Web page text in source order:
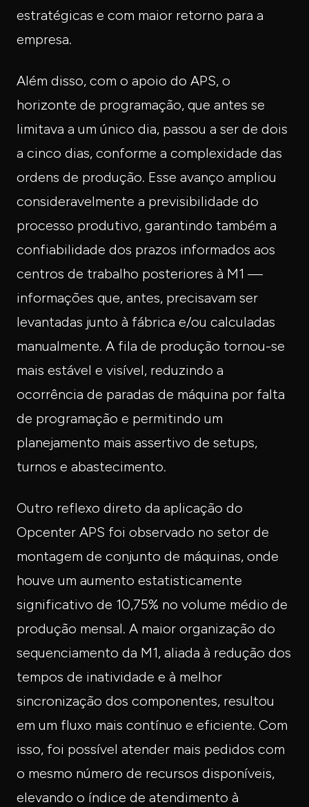
estratégicas e com maior retorno para a
empresa.
Além disso, com o apoio do APS, o
horizonte de programação, que antes se
limitava a um único dia, passou a ser de dois
a cinco dias, conforme a complexidade das
ordens de produção. Esse avanço ampliou
consideravelmente a previsibilidade do
processo produtivo, garantindo também a
confiabilidade dos prazos informados aos
centros de trabalho posteriores à M1 —
informações que, antes, precisavam ser
levantadas junto à fábrica e/ou calculadas
manualmente. A fila de produção tornou-se
mais estável e visível, reduzindo a
ocorrência de paradas de máquina por falta
de programação e permitindo um
planejamento mais assertivo de setups,
turnos e abastecimento.
Outro reflexo direto da aplicação do
Opcenter APS foi observado no setor de
montagem de conjunto de máquinas, onde
houve um aumento estatisticamente
significativo de 10,75% no volume médio de
produção mensal. A maior organização do
sequenciamento da M1, aliada à redução dos
tempos de inatividade e à melhor
sincronização dos componentes, resultou
em um fluxo mais contínuo e eficiente. Com
isso, foi possível atender mais pedidos com
o mesmo número de recursos disponíveis,
elevando o índice de atendimento à